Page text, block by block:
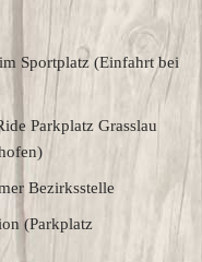
Sportplatz (Einfahrt bei
Parkplatz Grasslau
Bezirksstelle
(Parkplatz